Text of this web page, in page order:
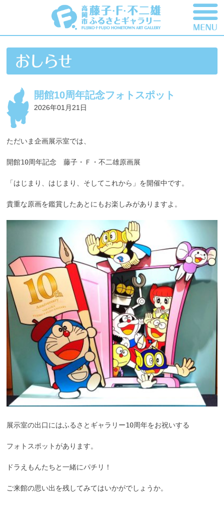
開館10周年記念フォトスポット
2026年01月21日
ただいま企画展示室では、
開館10周年記念　藤子・Ｆ・不二雄原画展
「はじまり、はじまり、そしてこれから」を開催中です。
貴重な原画を鑑賞したあとにもお楽しみがありますよ。
展示室の出口にはふるさとギャラリー10周年をお祝いする
フォトスポットがあります。
ドラえもんたちと一緒にパチリ！
ご来館の思い出を残してみてはいかがでしょうか。